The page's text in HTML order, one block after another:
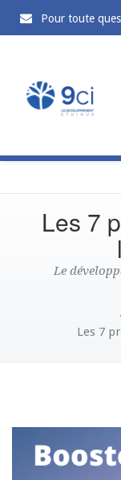
Pour toute
Les 7
Le
Les 7